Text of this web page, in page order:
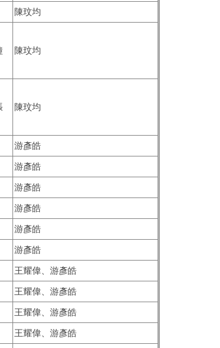
陳玟均
陳玟均
陳玟均
游彥皓
游彥皓
游彥皓
游彥皓
游彥皓
游彥皓
王耀偉、游彥皓
王耀偉、游彥皓
王耀偉、游彥皓
王耀偉、游彥皓